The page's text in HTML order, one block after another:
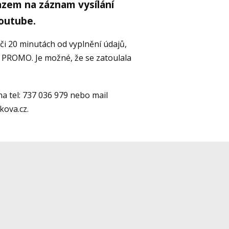
na záznam vysílání
20 minutách od vyplnění údajů,
Je možné, že se zatoulala
tel: 737 036 979 nebo mail